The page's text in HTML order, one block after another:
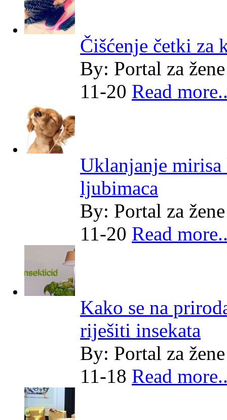
Čišćenje četki za
By: Portal za žene
11-20 Read
Uklanjanje
ljubimaca
By: Portal za žene
11-20 Read
Kako se na
riješiti insekata
By: Portal za žene
11-18 Read